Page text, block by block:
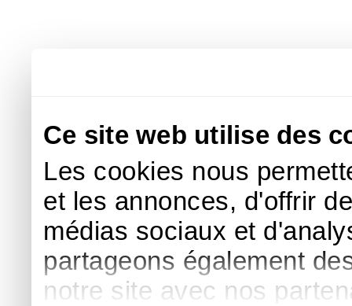
Ce site web utilise des
Les cookies nous
et les annonces, d'offrir
médias sociaux et
partageons également
notre site avec nos